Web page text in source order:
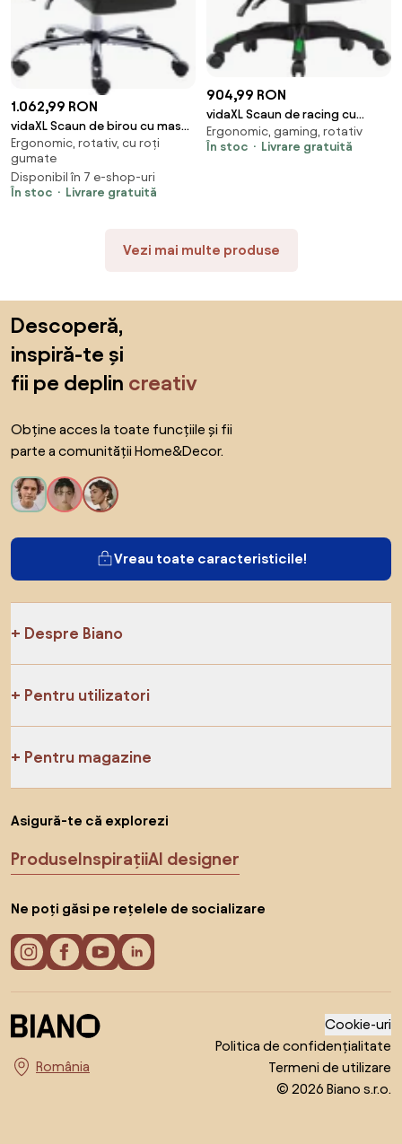
1.062,99 RON
vidaXL Scaun de birou cu masaj,
negru, piele ecologică
Ergonomic, rotativ, cu roți
gumate
Disponibil în 7 e-shop-uri
În stoc
Livrare gratuită
904,99 RON
vidaXL Scaun de racing cu
suport picioare verde/negru
piele ecologică
Ergonomic, gaming, rotativ
În stoc
Livrare gratuită
Vezi mai multe produse
Descoperă,
inspiră-te și
fii pe deplin creativ
Obține acces la toate funcțiile și fii
parte a comunității Home&Decor.
Vreau toate caracteristicile!
Despre Biano
Pentru utilizatori
Pentru magazine
Asigură-te că explorezi
ProduseInspirațiiAI designer
Ne poți găsi pe rețelele de socializare
Alege țara
Cookie-uri
Politica de confidențialitate
Termeni de utilizare
© 2026 Biano s.r.o.